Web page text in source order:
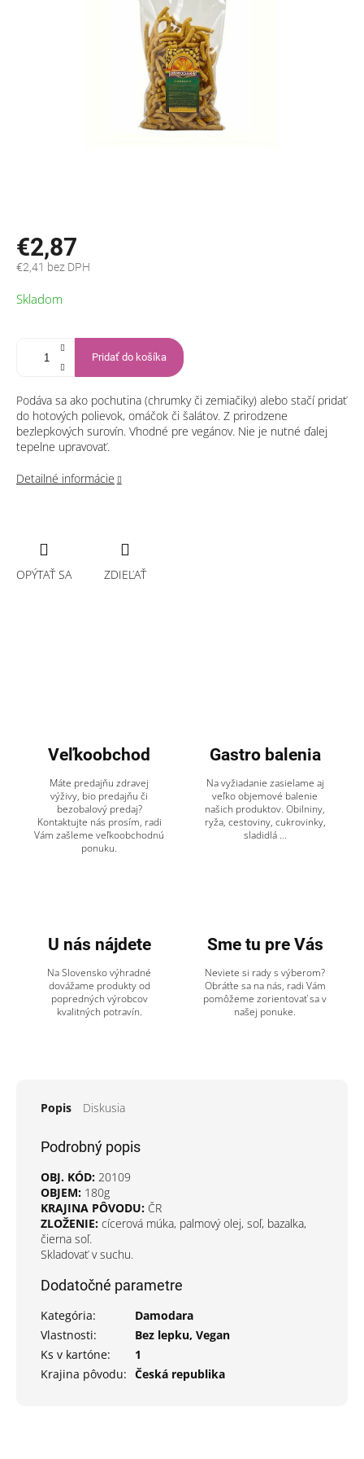
€2,87
€2,41 bez DPH
cena:
Skladom
Pridať do košíka
Podáva sa ako pochutina (chrumky či zemiačiky) alebo stačí pridať
do hotových polievok, omáčok či šalátov. Z prirodzene
bezlepkových surovín. Vhodné pre vegánov. Nie je nutné ďalej
tepelne upravovať.
Detailné informácie
OPÝTAŤ SA ZDIEĽAŤ
Veľkoobchod
Máte predajňu zdravej
výživy, bio predajňu či
bezobalový predaj?
Kontaktujte nás prosím, radi
Vám zašleme veľkoobchodnú
ponuku.
Gastro balenia
Na vyžiadanie zasielame aj
veľko objemové balenie
našich produktov. Obilniny,
ryža, cestoviny, cukrovinky,
sladidlá ...
U nás nájdete
Na Slovensko výhradné
dovážame produkty od
popredných výrobcov
kvalitných potravín.
Sme tu pre Vás
Neviete si rady s výberom?
Obráťte sa na nás, radi Vám
pomôžeme zorientovať sa v
našej ponuke.
Popis Diskusia
Podrobný popis
OBJ. KÓD: 20109
OBJEM: 180g
KRAJINA PÔVODU: ČR
ZLOŽENIE: cícerová múka, palmový olej, soľ, bazalka,
čierna soľ.
Skladovať v suchu.
Dodatočné parametre
Kategória:
Damodara
Vlastnosti:
Bez lepku, Vegan
Ks v kartóne:
1
Krajina pôvodu: Česká republika